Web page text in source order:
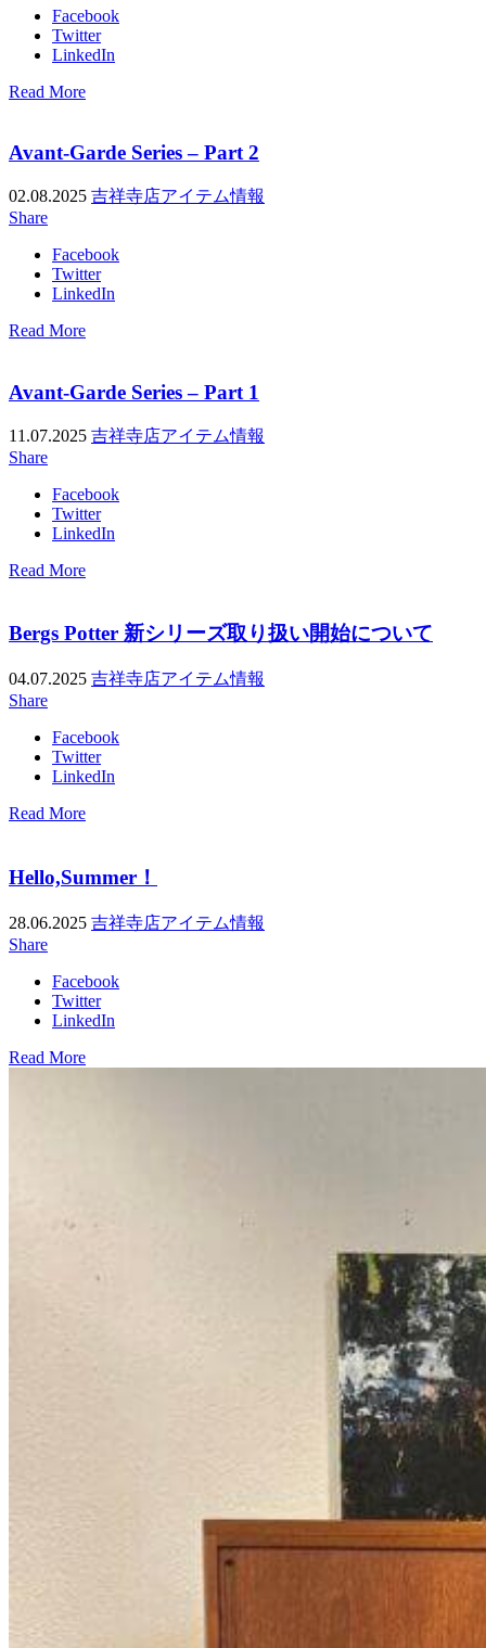
Facebook
Twitter
LinkedIn
Read More
Avant-Garde Series – Part 2
02.08.2025 吉祥寺店アイテム情報
Share
Facebook
Twitter
LinkedIn
Read More
Avant-Garde Series – Part 1
11.07.2025 吉祥寺店アイテム情報
Share
Facebook
Twitter
LinkedIn
Read More
Bergs Potter 新シリーズ取り扱い開始について
04.07.2025 吉祥寺店アイテム情報
Share
Facebook
Twitter
LinkedIn
Read More
Hello,Summer！
28.06.2025 吉祥寺店アイテム情報
Share
Facebook
Twitter
LinkedIn
Read More